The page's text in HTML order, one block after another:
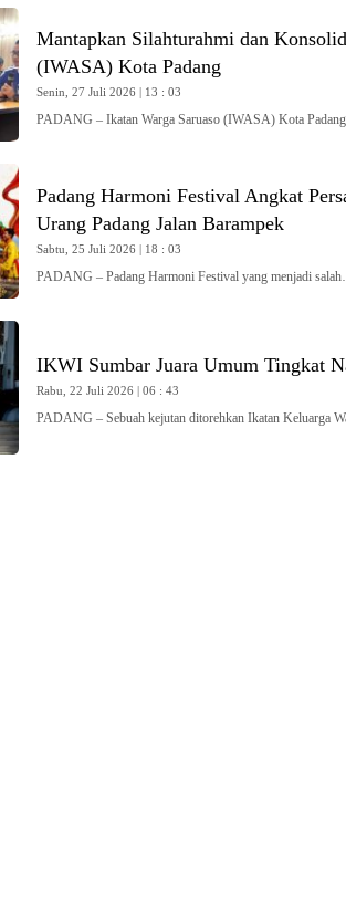
Mantapkan Silahturahmi dan
(IWASA) Kota Padang
Senin, 27 Juli 2026 | 13 : 03
PADANG – Ikatan Warga Saruaso (IWASA) Kota
Padang Harmoni Festival Angkat
Urang Padang Jalan Barampek
Sabtu, 25 Juli 2026 | 18 : 03
PADANG – Padang Harmoni Festival yang menjadi salah…
IKWI Sumbar Juara Umum Tingkat
Rabu, 22 Juli 2026 | 06 : 43
PADANG – Sebuah kejutan ditorehkan Ikatan Keluarga